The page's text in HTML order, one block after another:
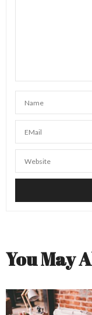
You May